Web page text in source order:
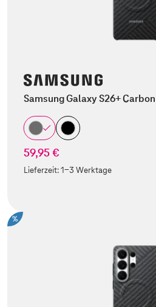
Samsung Galaxy S26+
59,95 €
Lieferzeit:1-3 Werktage
%